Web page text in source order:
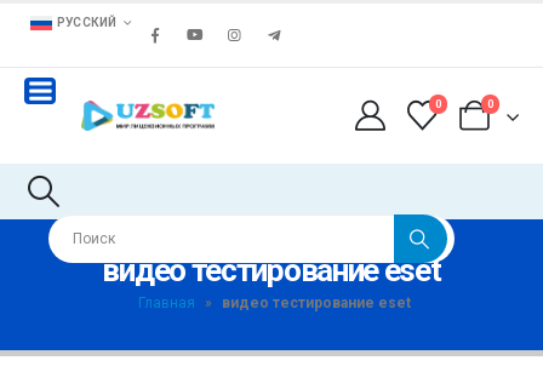
РУССКИЙ
0 0
видео тестирование eset
Главная » видео тестирование eset